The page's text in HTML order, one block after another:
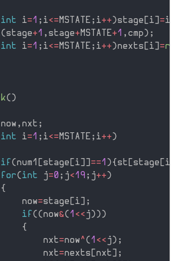
int i=1 ; i<= MSTATE ; i++ )stage i =i
( stage+1 , stage+ MSTATE+1 , cmp ) ;
int i=1 ; i<= MSTATE ; i++ )nexts i =
( )
now , nxt ;
int i=1 ; i<= MSTATE ; i++ )
if ( num1 stage i ==1 ){ st stage i
for( int j=0 ; j<19 ; j++ )
{
now
=stage i
;
if ( ( now&( 1 << j ) ) )
{
nxt
=now ^( 1 << j ) ;
nxt
=nexts nxt
;